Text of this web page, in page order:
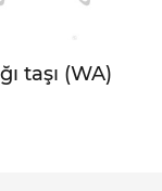
taşı (WA)